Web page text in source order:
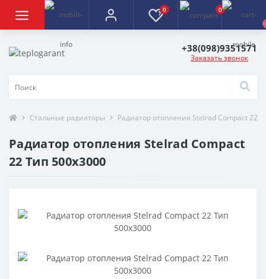
0
0
+38(098)9351571
Заказать звонок
Стальные радиаторы Радиатор отопления Stelrad Compact 22
Радиатор отопления Stelrad Compact
22 Тип 500х3000